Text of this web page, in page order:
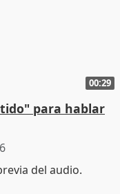
00:29
para hablar